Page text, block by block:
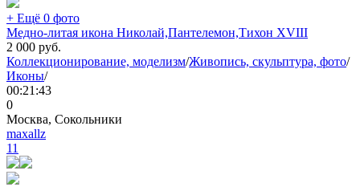
+ Ещё 0 фото
Медно-литая икона Николай,Пантелемон,Тихон XVIII
2 000 руб.
Коллекционирование, моделизм/Живопись, скульптура, фото/
Иконы/
00:21:43
0
Москва, Сокольники
maxallz
11